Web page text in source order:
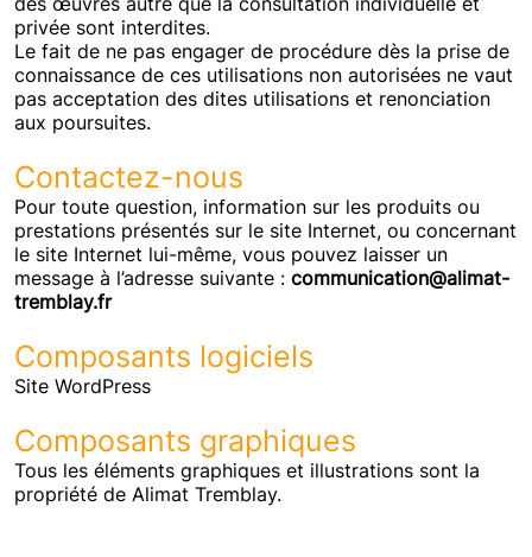
privée sont interdites.
Le fait de ne pas engager de procédure dès la prise de
connaissance de ces utilisations non autorisées ne vaut
pas acceptation des dites utilisations et renonciation
aux poursuites.
Contactez-nous
Pour toute question, information sur les produits ou
prestations présentés sur le site Internet, ou concernant
le site Internet lui-même, vous pouvez laisser un
message à l’adresse suivante : communication@alimat-
tremblay.fr
Composants logiciels
Site WordPress
Composants graphiques
Tous les éléments graphiques et illustrations sont la
propriété de Alimat Tremblay.